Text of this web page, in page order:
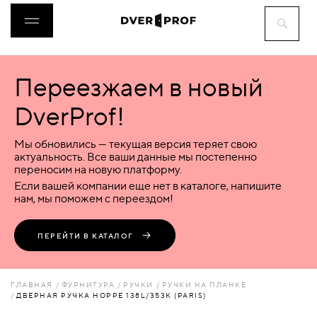
ДВЕРИ
ФУРНИТУРА
ВОРОТА
ПЕРЕГОРОДКИ
Переезжаем в новый
DverProf!
Мы обновились — текущая версия теряет свою
актуальность. Все ваши данные мы постепенно
переносим на новую платформу.
Если вашей компании еще нет в каталоге, напишите
нам, мы поможем с переездом!
ПЕРЕЙТИ В КАТАЛОГ
ГЛАВНАЯ ФУРНИТУРА РУЧКИ
РУЧКИ НА ПЛАНКЕ
ДВЕРНАЯ РУЧКА HOPPE 138L/353K (PARIS)